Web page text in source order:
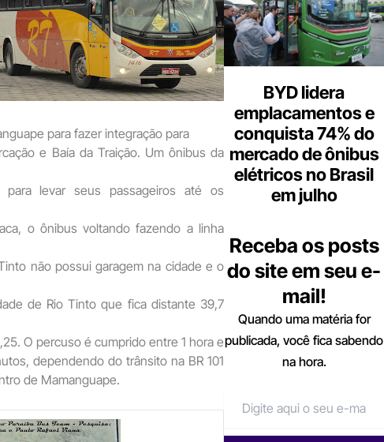
para fazer integração para
e Baía da Traição. Um ônibus da
para levar seus passageiros até os
o ônibus voltando fazendo a linha
não possui garagem na cidade e o
de Rio Tinto que fica distante 39,7
O percuso é cumprido entre 1 hora e
dependendo do trânsito na BR 101
de Mamanguape.
BYD lidera
emplacamentos e
conquista 74% do
mercado de ônibus
elétricos no Brasil
em julho
Receba os posts
do site em seu e-
mail!
Quando uma matéria for
publicada, você fica sabendo
na hora.